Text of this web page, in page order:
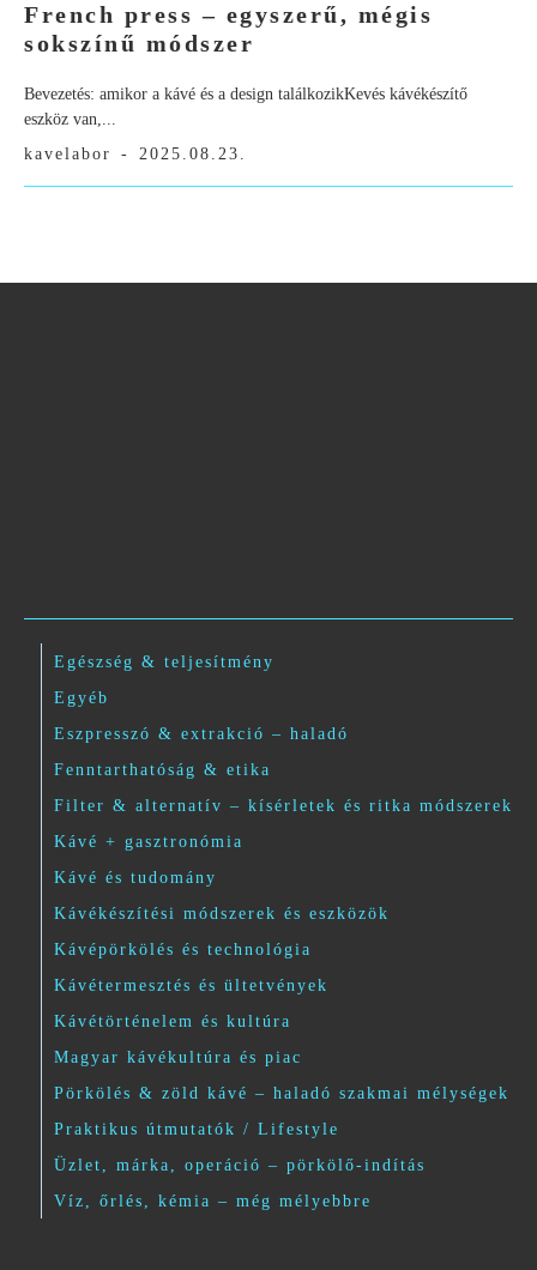
French press – egyszerű, mégis
sokszínű módszer
Bevezetés: amikor a kávé és a design találkozikKevés kávékészítő
eszköz van,...
kavelabor
- 2025.08.23.
Egészség & teljesítmény
Egyéb
Eszpresszó & extrakció – haladó
Fenntarthatóság & etika
Filter & alternatív – kísérletek és ritka módszerek
Kávé + gasztronómia
Kávé és tudomány
Kávékészítési módszerek és eszközök
Kávépörkölés és technológia
Kávétermesztés és ültetvények
Kávétörténelem és kultúra
Magyar kávékultúra és piac
Pörkölés & zöld kávé – haladó szakmai mélységek
Praktikus útmutatók / Lifestyle
Üzlet, márka, operáció – pörkölő-indítás
Víz, őrlés, kémia – még mélyebbre